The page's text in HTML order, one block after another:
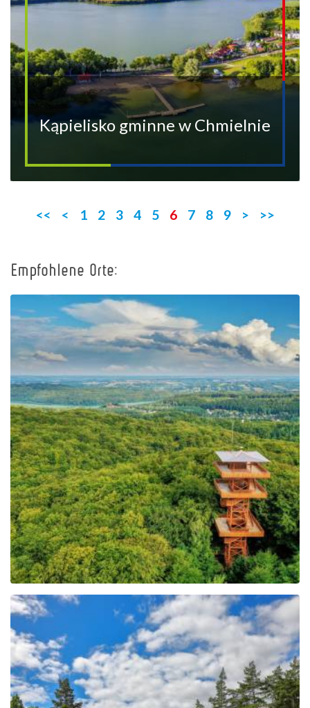
Kąpielisko gminne w Chmielnie
<< < 1 2 3 4 5 6 7 8 9 > >>
+
−
Leaflet| ©OpenStreetMapcontributors
Empfohlene Orte:
Johannes-Paul-II.-
Aussichtsturm in
Wieżyca